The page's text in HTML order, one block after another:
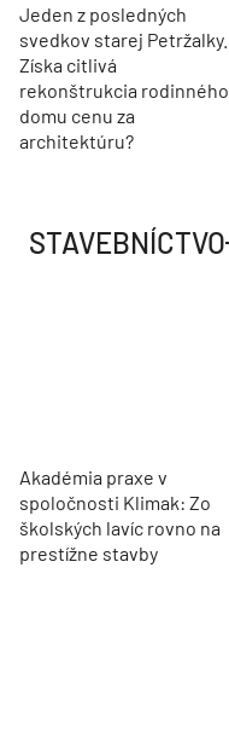
Jeden z posledných
svedkov starej Petržalky.
Získa citlivá
rekonštrukcia rodinného
domu cenu za
architektúru?
STAVEBNÍCTVO
Akadémia praxe v
spoločnosti Klimak: Zo
školských lavíc rovno na
prestížne stavby